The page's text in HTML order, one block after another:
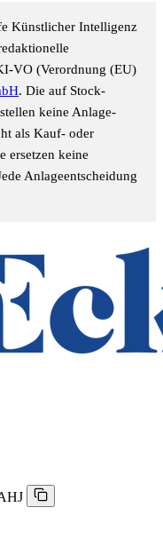
Künstlicher Intelligenz
VO (Verordnung (EU)
. Die auf Stock-
keine Anlage-
als Kauf- oder
ersetzen keine
Anlageentscheidung